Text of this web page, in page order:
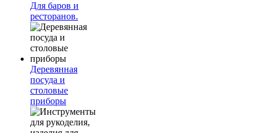
Для баров и
ресторанов.
Деревянная
посуда и
столовые
приборы